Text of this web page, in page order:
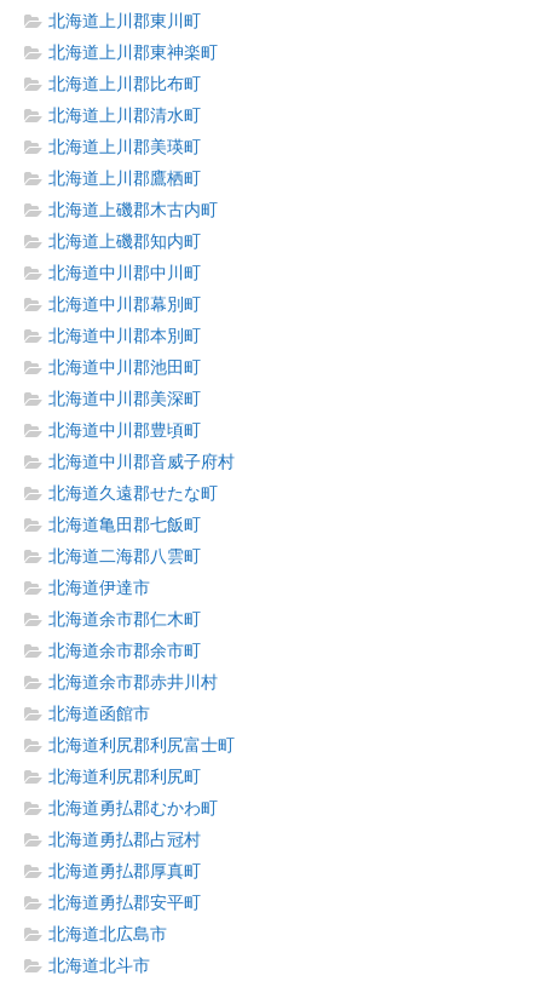
北海道上川郡東川町
北海道上川郡東神楽町
北海道上川郡比布町
北海道上川郡清水町
北海道上川郡美瑛町
北海道上川郡鷹栖町
北海道上磯郡木古内町
北海道上磯郡知内町
北海道中川郡中川町
北海道中川郡幕別町
北海道中川郡本別町
北海道中川郡池田町
北海道中川郡美深町
北海道中川郡豊頃町
北海道中川郡音威子府村
北海道久遠郡せたな町
北海道亀田郡七飯町
北海道二海郡八雲町
北海道伊達市
北海道余市郡仁木町
北海道余市郡余市町
北海道余市郡赤井川村
北海道函館市
北海道利尻郡利尻富士町
北海道利尻郡利尻町
北海道勇払郡むかわ町
北海道勇払郡占冠村
北海道勇払郡厚真町
北海道勇払郡安平町
北海道北広島市
北海道北斗市